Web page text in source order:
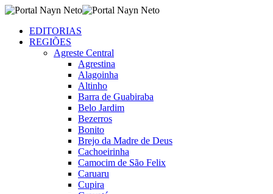
EDITORIAS
REGIÕES
Agreste Central
Agrestina
Alagoinha
Altinho
Barra de Guabiraba
Belo Jardim
Bezerros
Bonito
Brejo da Madre de Deus
Cachoeirinha
Camocim de São Felix
Caruaru
Cupira